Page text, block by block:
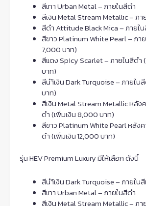
สีเทา Urban Metal – ภายในสีดำ
สีเงิน Metal Stream Metallic – ภา
สีดำ Attitude Black Mica – ภายใ
สีขาว Platinum White Pearl – ภา
7,000 บาท)
สีแดง Spicy Scarlet – ภายในสีดำ
บาท)
สีนำ้เงิน Dark Turquoise – ภายใน
บาท)
สีเงิน Metal Stream Metallic หลัง
ดำ (เพิ่มเงิน 8,000 บาท)
สีขาว Platinum White Pearl หลัง
ดำ (เพิ่มเงิน 12,000 บาท)
รุ่น HEV Premium Luxury มีให้เลือก ดังนี้
สีนำ้เงิน Dark Turquoise – ภายใน
สีเทา Urban Metal – ภายในสีดำ
สีเงิน Metal Stream Metallic – ภา